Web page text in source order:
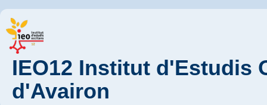
IEO12 Institut d'Estudis
d'Avairon